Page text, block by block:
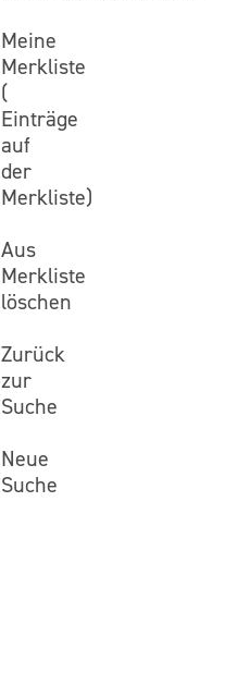
Meine
Merkliste
(
Einträge
auf
der
Merkliste)
Aus
Merkliste
löschen
Zurück
zur
Suche
Neue
Suche